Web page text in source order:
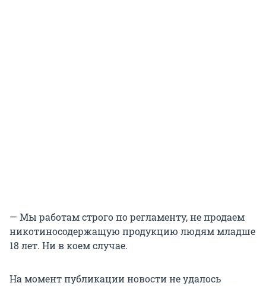
— Мы работам строго по регламенту, не продаем
никотиносодержащую продукцию людям младше
18 лет. Ни в коем случае.
На момент публикации новости не удалось